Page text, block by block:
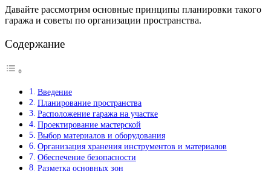
Давайте рассмотрим основные принципы планировки такого
гаража и советы по организации пространства.
Содержание
Введение
Планирование пространства
Расположение гаража на участке
Проектирование мастерской
Выбор материалов и оборудования
Организация хранения инструментов и материалов
Обеспечение безопасности
Разметка основных зон